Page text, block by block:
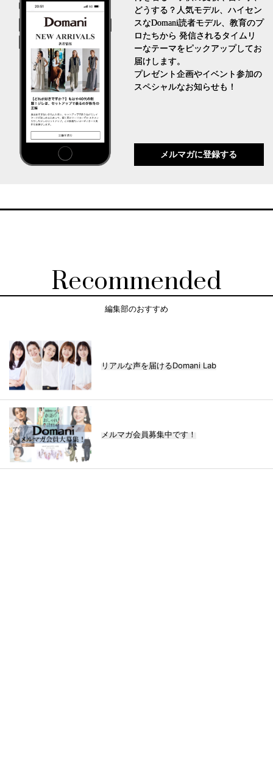
どうする？人気モデル、ハイセン
スなDomani読者モデル、教育のプ
ロたちから 発信されるタイムリ
ーなテーマをピックアップしてお
届けします。
プレゼント企画やイベント参加の
スペシャルなお知らせも！
メルマガに登録する
Recommended
編集部のおすすめ
リアルな声を届けるDomani Lab
メルマガ会員募集中です！